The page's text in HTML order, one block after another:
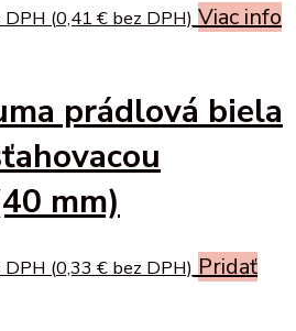
€.
DPH (0,41 € bez DPH) Viac info
prádlová biela
mm)
DPH (0,33 € bez DPH) Pridať